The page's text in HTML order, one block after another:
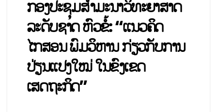
ກອງປະຊຸມສຳມະນາວິທະຍາສາດ
ລະດັບຊາດ ຫົວຂໍ້: “ແນວຄິດ
ໄກສອນ ພົມວິຫານ ກ່ຽວກັບການ
ປ່ຽນແປງໃໝ່ ໃນຂົງເຂດ
ເສດຖະກິດ”